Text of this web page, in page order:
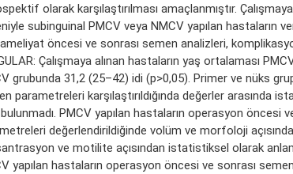
olarak karşılaştırılması amaçlanmıştır.
subinguinal PMCV veya NMCV yapılan hastaların
öncesi ve sonrası semen analizleri,
Çalışmaya alınan hastaların yaş ortalaması
grubunda 31,2 (25–42) idi (p>0,05). Primer ve nüks
parametreleri karşılaştırıldığında değerler arasında
PMCV yapılan hastaların operasyon öncesi
değerlendirildiğinde volüm ve morfoloji
ve motilite açısından istatistiksel olarak
yapılan hastaların operasyon öncesi ve sonrası